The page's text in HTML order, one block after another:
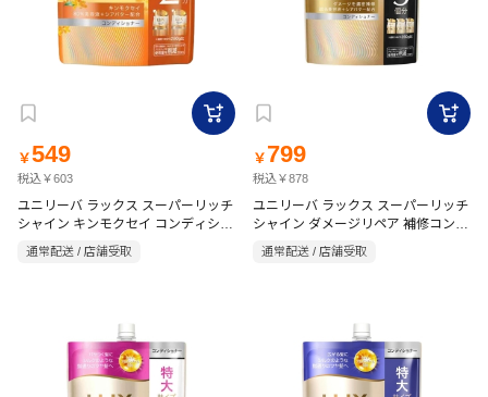
￥549
税込￥603
ユニリーバ ラックス スーパーリッチ
シャイン キンモクセイ コンディショ
ナー 詰替 560g
通常配送 / 店舗受取
￥ 799
税込￥878
ユニリーバ ラックス スーパーリッチ
シャイン ダメージリペア 補修コンデ
ィショナー 詰替 840g
通常配送 / 店舗受取